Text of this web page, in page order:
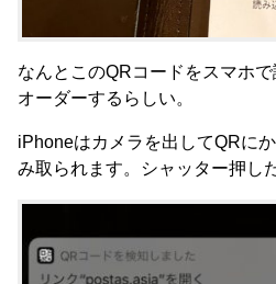
なんとこのQRコードをスマホ
オーダーするらしい。
iPhoneはカメラを出してQRに
み取られます。シャッター押し